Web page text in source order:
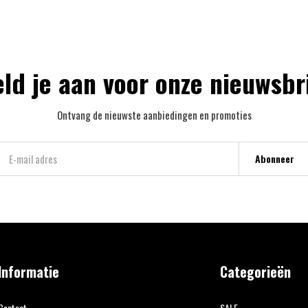
je aan voor onze
Ontvang de nieuwste aanbiedingen en promoties
Abonneer
Categorieën